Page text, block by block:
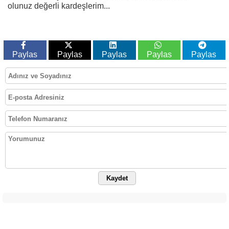
olunuz değerli kardeşlerim...
Paylas Paylas Paylas Paylas Paylas
Kaydet